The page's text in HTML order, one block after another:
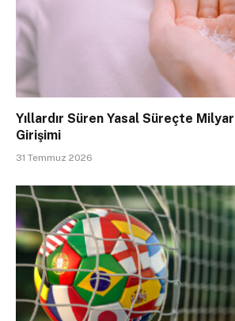
Yıllardır Süren Yasal Süreçte
Girişimi
31 Temmuz 2026